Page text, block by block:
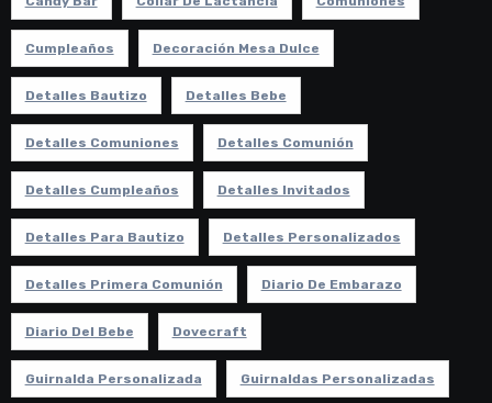
Cumpleaños Decoración Mesa Dulce
Detalles Bautizo Detalles Bebe
Detalles Comuniones Detalles Comunión
Detalles Cumpleaños Detalles Invitados
Detalles Para Bautizo Detalles Personalizados
Detalles Primera Comunión Diario De Embarazo
Diario Del Bebe Dovecraft
Guirnalda Personalizada Guirnaldas Personalizadas